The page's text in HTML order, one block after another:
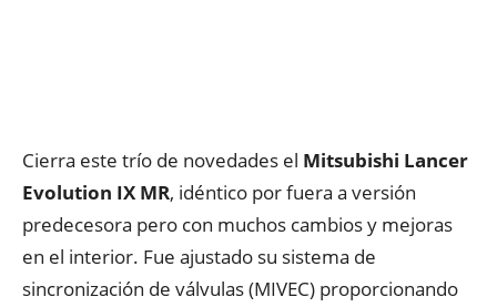
Cierra este trío de novedades el Mitsubishi Lancer
Evolution IX MR, idéntico por fuera a versión
predecesora pero con muchos cambios y mejoras
en el interior. Fue ajustado su sistema de
sincronización de válvulas (MIVEC) proporcionando